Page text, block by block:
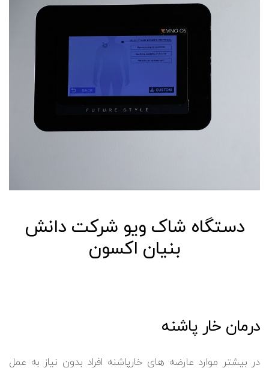
دستگاه شاک ویو شرکت دانش
بنیان اکسون
درمان خار پاشنه
در بیشتر موارد عارضه های خارپاشنه افراد بدون نیاز به عمل